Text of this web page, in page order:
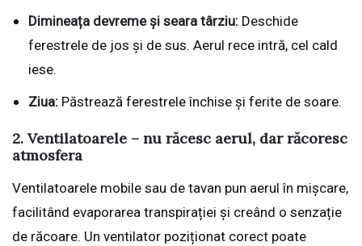
Dimineața devreme și seara târziu: Deschide
ferestrele de jos și de sus. Aerul rece intră, cel cald
iese.
Ziua: Păstrează ferestrele închise și ferite de soare.
2. Ventilatoarele – nu răcesc aerul, dar răcoresc
atmosfera
Ventilatoarele mobile sau de tavan pun aerul în mișcare,
facilitând evaporarea transpirației și creând o senzație
de răcoare. Un ventilator poziționat corect poate